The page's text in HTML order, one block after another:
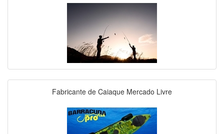
Fabricante de Caiaque Mercado Livre